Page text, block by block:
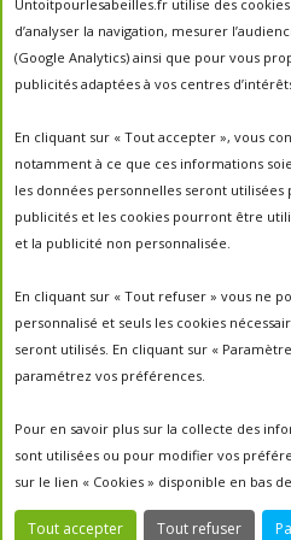
Untoitpourlesabeilles.fr utilise des
d’analyser la navigation, mesurer
(Google Analytics) ainsi que pour vous
publicités adaptées à vos centres
En cliquant sur « Tout accepter », vous
notamment à ce que ces informations
les données personnelles seront utilisées
publicités et les cookies pourront être
et la publicité non personnalisée.
En cliquant sur « Tout refuser » vous ne
personnalisé et seuls les cookies
seront utilisés. En cliquant sur «
paramétrez vos préférences.
Pour en savoir plus sur la collecte des
sont utilisées ou pour modifier vos
sur le lien « Cookies » disponible en bas
Tout accepter Tout refuser
abeille abeille en danger
apiculteur apiculteurs
autrefois biodiversité Chantal
essaimage essaim
ruche Maroc miel miel;
français
portes ouvertes
rencontre apiculteurs
saison2017 saison2018
toit pour les abeilles
Un Toit Pour Les Abeilles;